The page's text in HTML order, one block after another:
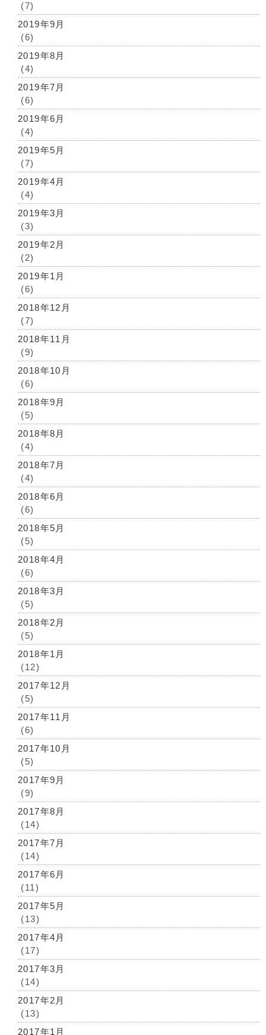
(7)
2019年9月
(6)
2019年8月
(4)
2019年7月
(6)
2019年6月
(4)
2019年5月
(7)
2019年4月
(4)
2019年3月
(3)
2019年2月
(2)
2019年1月
(6)
2018年12月
(7)
2018年11月
(9)
2018年10月
(6)
2018年9月
(5)
2018年8月
(4)
2018年7月
(4)
2018年6月
(6)
2018年5月
(5)
2018年4月
(6)
2018年3月
(5)
2018年2月
(5)
2018年1月
(12)
2017年12月
(5)
2017年11月
(6)
2017年10月
(5)
2017年9月
(9)
2017年8月
(14)
2017年7月
(14)
2017年6月
(11)
2017年5月
(13)
2017年4月
(17)
2017年3月
(14)
2017年2月
(13)
2017年1月